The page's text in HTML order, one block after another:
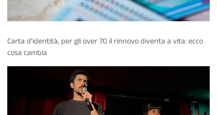
Carta d'identità, per gli over 70 il rinnovo diventa a vita: ecco
cosa cambia